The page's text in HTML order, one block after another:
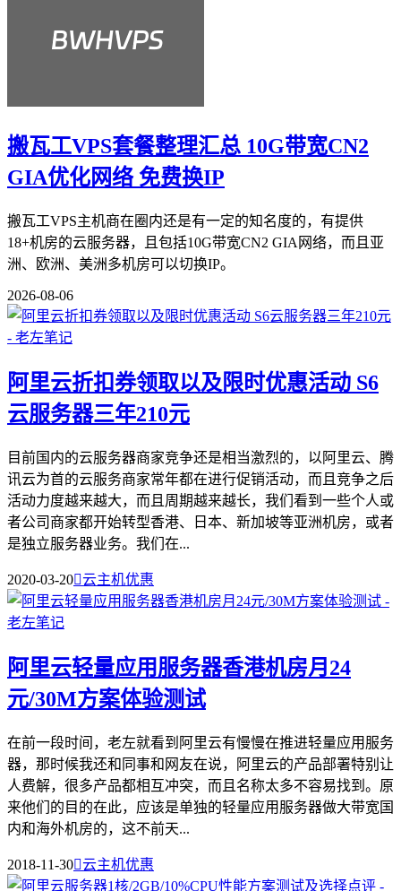
搬瓦工VPS套餐整理汇总 10G带宽CN2
GIA优化网络 免费换IP
搬瓦工VPS主机商在圈内还是有一定的知名度的，有提供
18+机房的云服务器，且包括10G带宽CN2 GIA网络，而且亚
洲、欧洲、美洲多机房可以切换IP。
2026-08-06
阿里云折扣券领取以及限时优惠活动 S6
云服务器三年210元
目前国内的云服务器商家竞争还是相当激烈的，以阿里云、腾
讯云为首的云服务商家常年都在进行促销活动，而且竞争之后
活动力度越来越大，而且周期越来越长，我们看到一些个人或
者公司商家都开始转型香港、日本、新加坡等亚洲机房，或者
是独立服务器业务。我们在...
2020-03-20云主机优惠
阿里云轻量应用服务器香港机房月24
元/30M方案体验测试
在前一段时间，老左就看到阿里云有慢慢在推进轻量应用服务
器，那时候我还和同事和网友在说，阿里云的产品部署特别让
人费解，很多产品都相互冲突，而且名称太多不容易找到。原
来他们的目的在此，应该是单独的轻量应用服务器做大带宽国
内和海外机房的，这不前天...
2018-11-30云主机优惠